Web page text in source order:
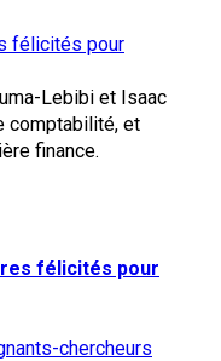
félicités pour
félicités pour
chercheurs